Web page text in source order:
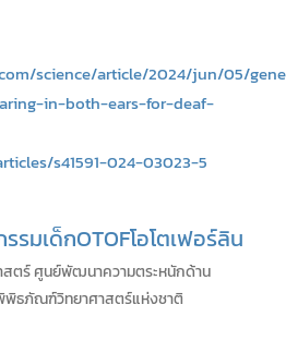
science/article/2024/jun/05/
in-both-ears-for-deaf-
s41591-024-03023-5
รมเด็กOTOFโอโตเฟอร์ลิน
สตร์ ศูนย์พัฒนาความตระหนักด้าน
พิธภัณฑ์วิทยาศาสตร์แห่งชาติ